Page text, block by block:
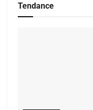
Tendance